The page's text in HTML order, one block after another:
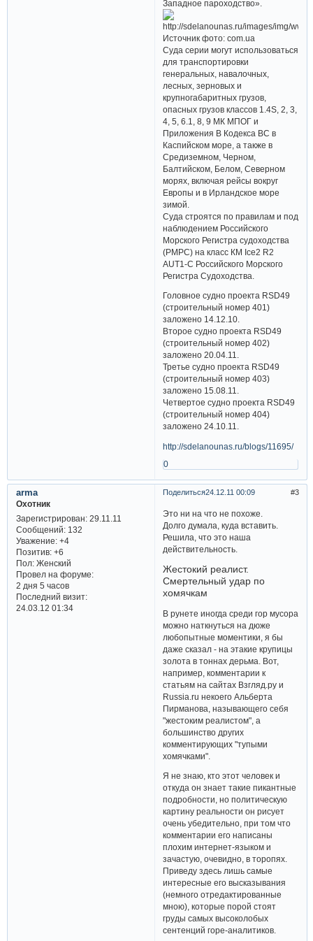
Западное пароходство».
Источник фото: com.ua
Суда серии могут использоваться
для транспортировки
генеральных, навалочных,
лесных, зерновых и
крупногабаритных грузов,
опасных грузов классов 1.4S, 2, 3,
4, 5, 6.1, 8, 9 МК МПОГ и
Приложения В Кодекса ВС в
Каспийском море, а также в
Средиземном, Черном,
Балтийском, Белом, Северном
морях, включая рейсы вокруг
Европы и в Ирландское море
зимой.
Суда строятся по правилам и под
наблюдением Российского
Морского Регистра судоходства
(РМРС) на класс КМ Ice2 R2
AUT1-C Российского Морского
Регистра Судоходства.
Головное судно проекта RSD49
(строительный номер 401)
заложено 14.12.10.
Второе судно проекта RSD49
(строительный номер 402)
заложено 20.04.11.
Третье судно проекта RSD49
(строительный номер 403)
заложено 15.08.11.
Четвертое судно проекта RSD49
(строительный номер 404)
заложено 24.10.11.
http://sdelanounas.ru/blogs/11695/
0
Поделиться 3
24.12.11 00:09
arma
Охотник
Зарегистрирован: 29.11.11
Сообщений:132
Уважение: +4
Позитив: +6
Пол:Женский
Провел на форуме:
2 дня 5 часов
Последний визит:
24.03.12 01:34
Это ни на что не похоже.
Долго думала, куда вставить.
Решила, что это наша
действительность.
Жестокий реалист.
Смертельный удар по
хомячкам
В рунете иногда среди гор мусора
можно наткнуться на дюже
любопытные моментики, я бы
даже сказал - на этакие крупицы
золота в тоннах дерьма. Вот,
например, комментарии к
статьям на сайтах Взгляд.ру и
Russia.ru некоего Альберта
Пирманова, называющего себя
"жестоким реалистом", а
большинство других
комментирующих "тупыми
хомячками".
Я не знаю, кто этот человек и
откуда он знает такие пикантные
подробности, но политическую
картину реальности он рисует
очень убедительно, при том что
комментарии его написаны
плохим интернет-языком и
зачастую, очевидно, в торопях.
Приведу здесь лишь самые
интересные его высказывания
(немного отредактированные
мною), которые порой стоят
груды самых высоколобых
сентенций горе-аналитиков.